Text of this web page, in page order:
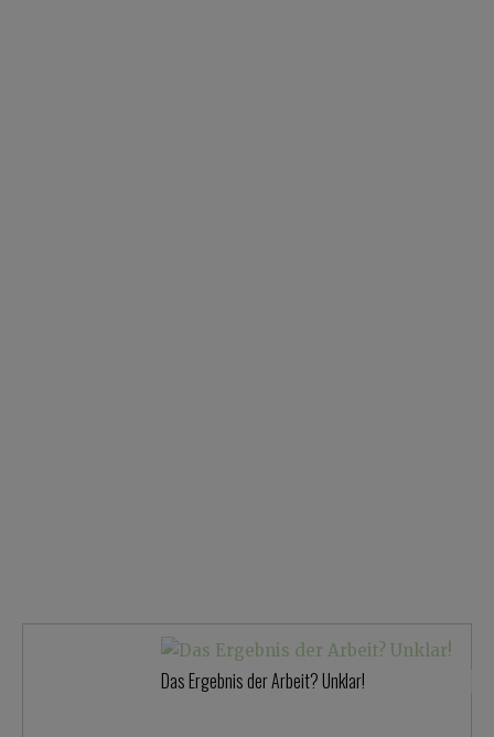
Das Ergebnis der Arbeit? Unklar!